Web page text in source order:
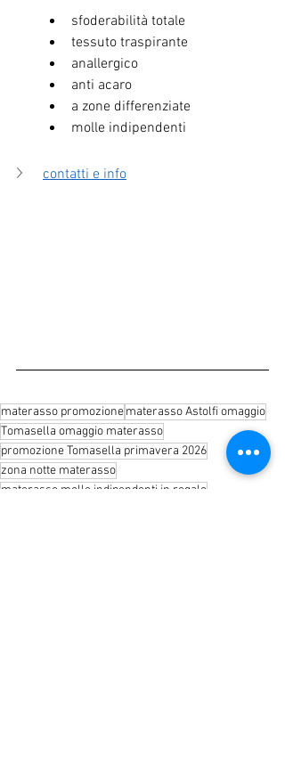
sfoderabilità totale
tessuto traspirante
anallergico
anti acaro
a zone differenziate
molle indipendenti
contatti e info
materasso promozionematerasso Astolfi omaggio
Tomasella omaggio materasso
promozione Tomasella primavera 2026
zona notte materasso
materasso molle indipendenti in regalo